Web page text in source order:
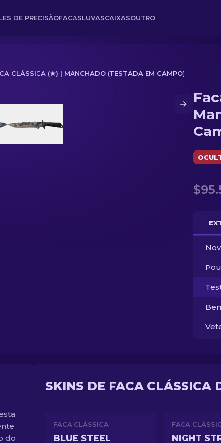
DE PRECISÃOFACASLUVASCAIXASOUTRO
CLÁSSICA (★) | MANCHADO (TESTADA EM CAMPO)
do
SKINS DE FACA CLÁSSICA
FACA CLÁSSICA
BLUE STEEL
FACA
NIGHT